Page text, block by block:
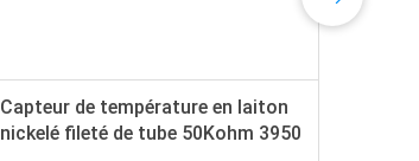
Capteur de température en laiton
nickelé fileté de tube 50Kohm 3950